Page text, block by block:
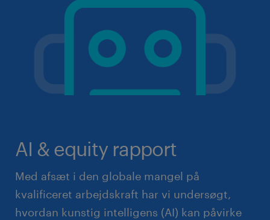
AI & equity rapport
Med afsæt i den globale mangel på
kvalificeret arbejdskraft har vi undersøgt,
hvordan kunstig intelligens (AI) kan påvirke